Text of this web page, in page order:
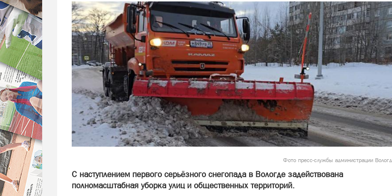
Фото пресс-службы администрации
С наступлением первого серьёзного снегопада в Вологде задействована
полномасштабная уборка улиц и общественных территорий.